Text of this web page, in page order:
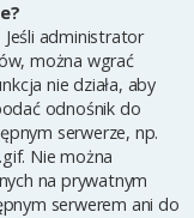
administrator
można wgrać
nie działa, aby
odnośnik do
serwerze, np.
Nie można
na prywatnym
serwerem ani do